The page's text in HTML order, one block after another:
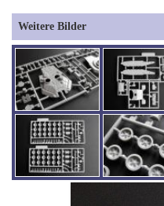
Weitere Bilder